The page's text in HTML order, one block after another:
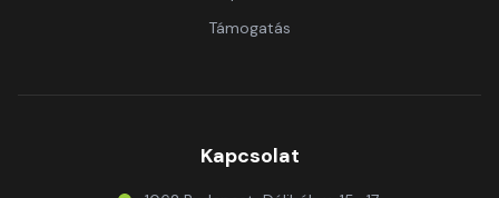
Támogatás
Kapcsolat